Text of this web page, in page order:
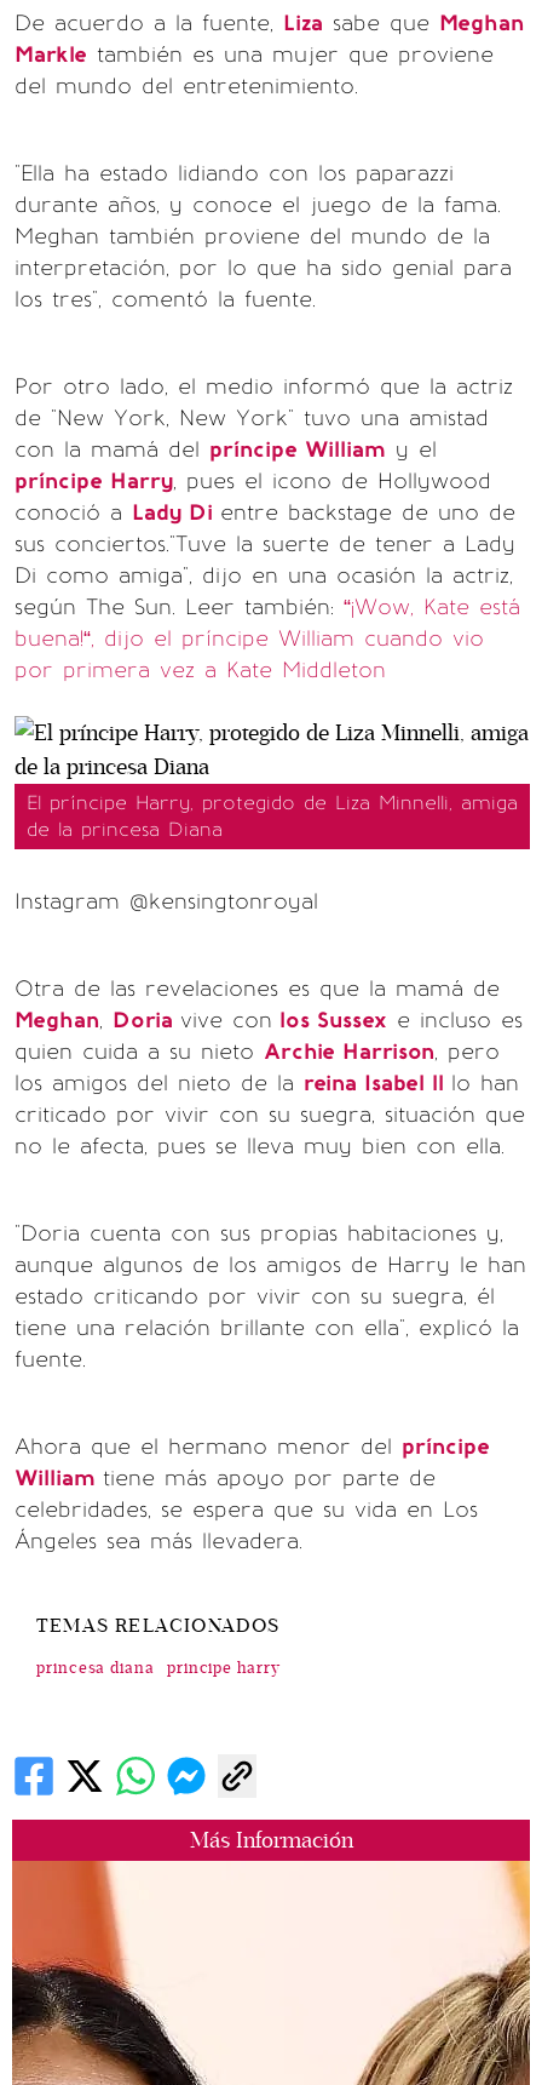
Más Información
De acuerdo a la fuente, Liza sabe que Meghan
Markle también es una mujer que proviene
del mundo del entretenimiento.
"Ella ha estado lidiando con los paparazzi
durante años, y conoce el juego de la fama.
Meghan también proviene del mundo de la
interpretación, por lo que ha sido genial para
los tres", comentó la fuente.
Por otro lado, el medio informó que la actriz
de "New York, New York" tuvo una amistad
con la mamá del príncipe William y el
príncipe Harry, pues el icono de Hollywood
conoció a Lady Di entre backstage de uno de
sus conciertos."Tuve la suerte de tener a Lady
Di como amiga", dijo en una ocasión la actriz,
según The Sun. Leer también: “¡Wow, Kate está
buena!“, dijo el príncipe William cuando vio
por primera vez a Kate Middleton
El príncipe Harry, protegido de Liza Minnelli, amiga
de la princesa Diana
Instagram @kensingtonroyal
Otra de las revelaciones es que la mamá de
Meghan, Doria vive con los Sussex e incluso es
quien cuida a su nieto Archie Harrison, pero
los amigos del nieto de la reina Isabel ll lo han
criticado por vivir con su suegra, situación que
no le afecta, pues se lleva muy bien con ella.
"Doria cuenta con sus propias habitaciones y,
aunque algunos de los amigos de Harry le han
estado criticando por vivir con su suegra, él
tiene una relación brillante con ella", explicó la
fuente.
Ahora que el hermano menor del príncipe
William tiene más apoyo por parte de
celebridades, se espera que su vida en Los
Ángeles sea más llevadera.
TEMAS RELACIONADOS
princesa diana principe harry